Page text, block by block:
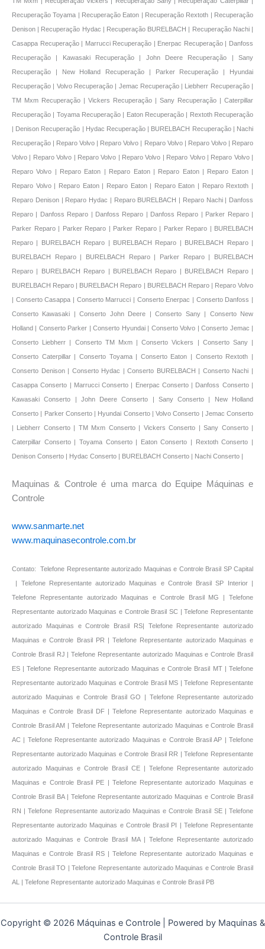
Maquinas & Controle é uma marca do Equipe Máquinas e
Controle
www.sanmarte.net
www.maquinasecontrole.com.br
Contato: Telefone Representante autorizado Maquinas e Controle Brasil SP Capital
| Telefone Representante autorizado Maquinas e Controle Brasil SP Interior |
Telefone Representante autorizado Maquinas e Controle Brasil MG | Telefone
Representante autorizado Maquinas e Controle Brasil SC | Telefone Representante
autorizado Maquinas e Controle Brasil RS| Telefone Representante autorizado
Maquinas e Controle Brasil PR | Telefone Representante autorizado Maquinas e
Controle Brasil RJ | Telefone Representante autorizado Maquinas e Controle Brasil
ES | Telefone Representante autorizado Maquinas e Controle Brasil MT | Telefone
Representante autorizado Maquinas e Controle Brasil MS | Telefone Representante
autorizado Maquinas e Controle Brasil GO | Telefone Representante autorizado
Maquinas e Controle Brasil DF | Telefone Representante autorizado Maquinas e
Controle Brasil AM | Telefone Representante autorizado Maquinas e Controle Brasil
AC | Telefone Representante autorizado Maquinas e Controle Brasil AP | Telefone
Representante autorizado Maquinas e Controle Brasil RR | Telefone Representante
autorizado Maquinas e Controle Brasil CE | Telefone Representante autorizado
Maquinas e Controle Brasil PE | Telefone Representante autorizado Maquinas e
Controle Brasil BA | Telefone Representante autorizado Maquinas e Controle Brasil
RN | Telefone Representante autorizado Maquinas e Controle Brasil SE | Telefone
Representante autorizado Maquinas e Controle Brasil PI | Telefone Representante
autorizado Maquinas e Controle Brasil MA | Telefone Representante autorizado
Maquinas e Controle Brasil RS | Telefone Representante autorizado Maquinas e
Controle Brasil TO | Telefone Representante autorizado Maquinas e Controle Brasil
AL | Telefone Representante autorizado Maquinas e Controle Brasil PB
Copyright © 2026 Máquinas e Controle | Powered by Maquinas &
Controle Brasil